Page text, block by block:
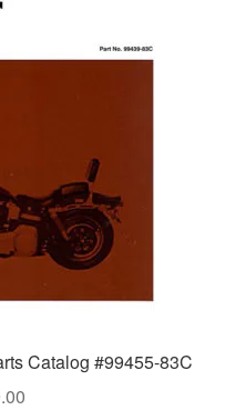
Catalog #99455-83C